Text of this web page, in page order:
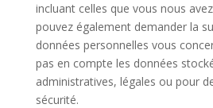
incluant celles que vous nous
pouvez également demander la
données personnelles vous
pas en compte les données
administratives, légales ou pour
sécurité.